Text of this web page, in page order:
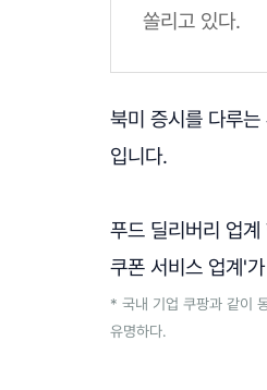
쏠리고 있다.
북미 증시를 다루
입니다.
푸드 딜리버리 업
쿠폰 서비스 업계'
* 국내 기업 쿠팡과 같이
유명하다.